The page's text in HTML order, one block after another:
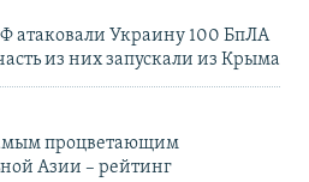
атаковали Украину 100 БпЛА
из них запускали из Крыма
процветающим
Азии – рейтинг